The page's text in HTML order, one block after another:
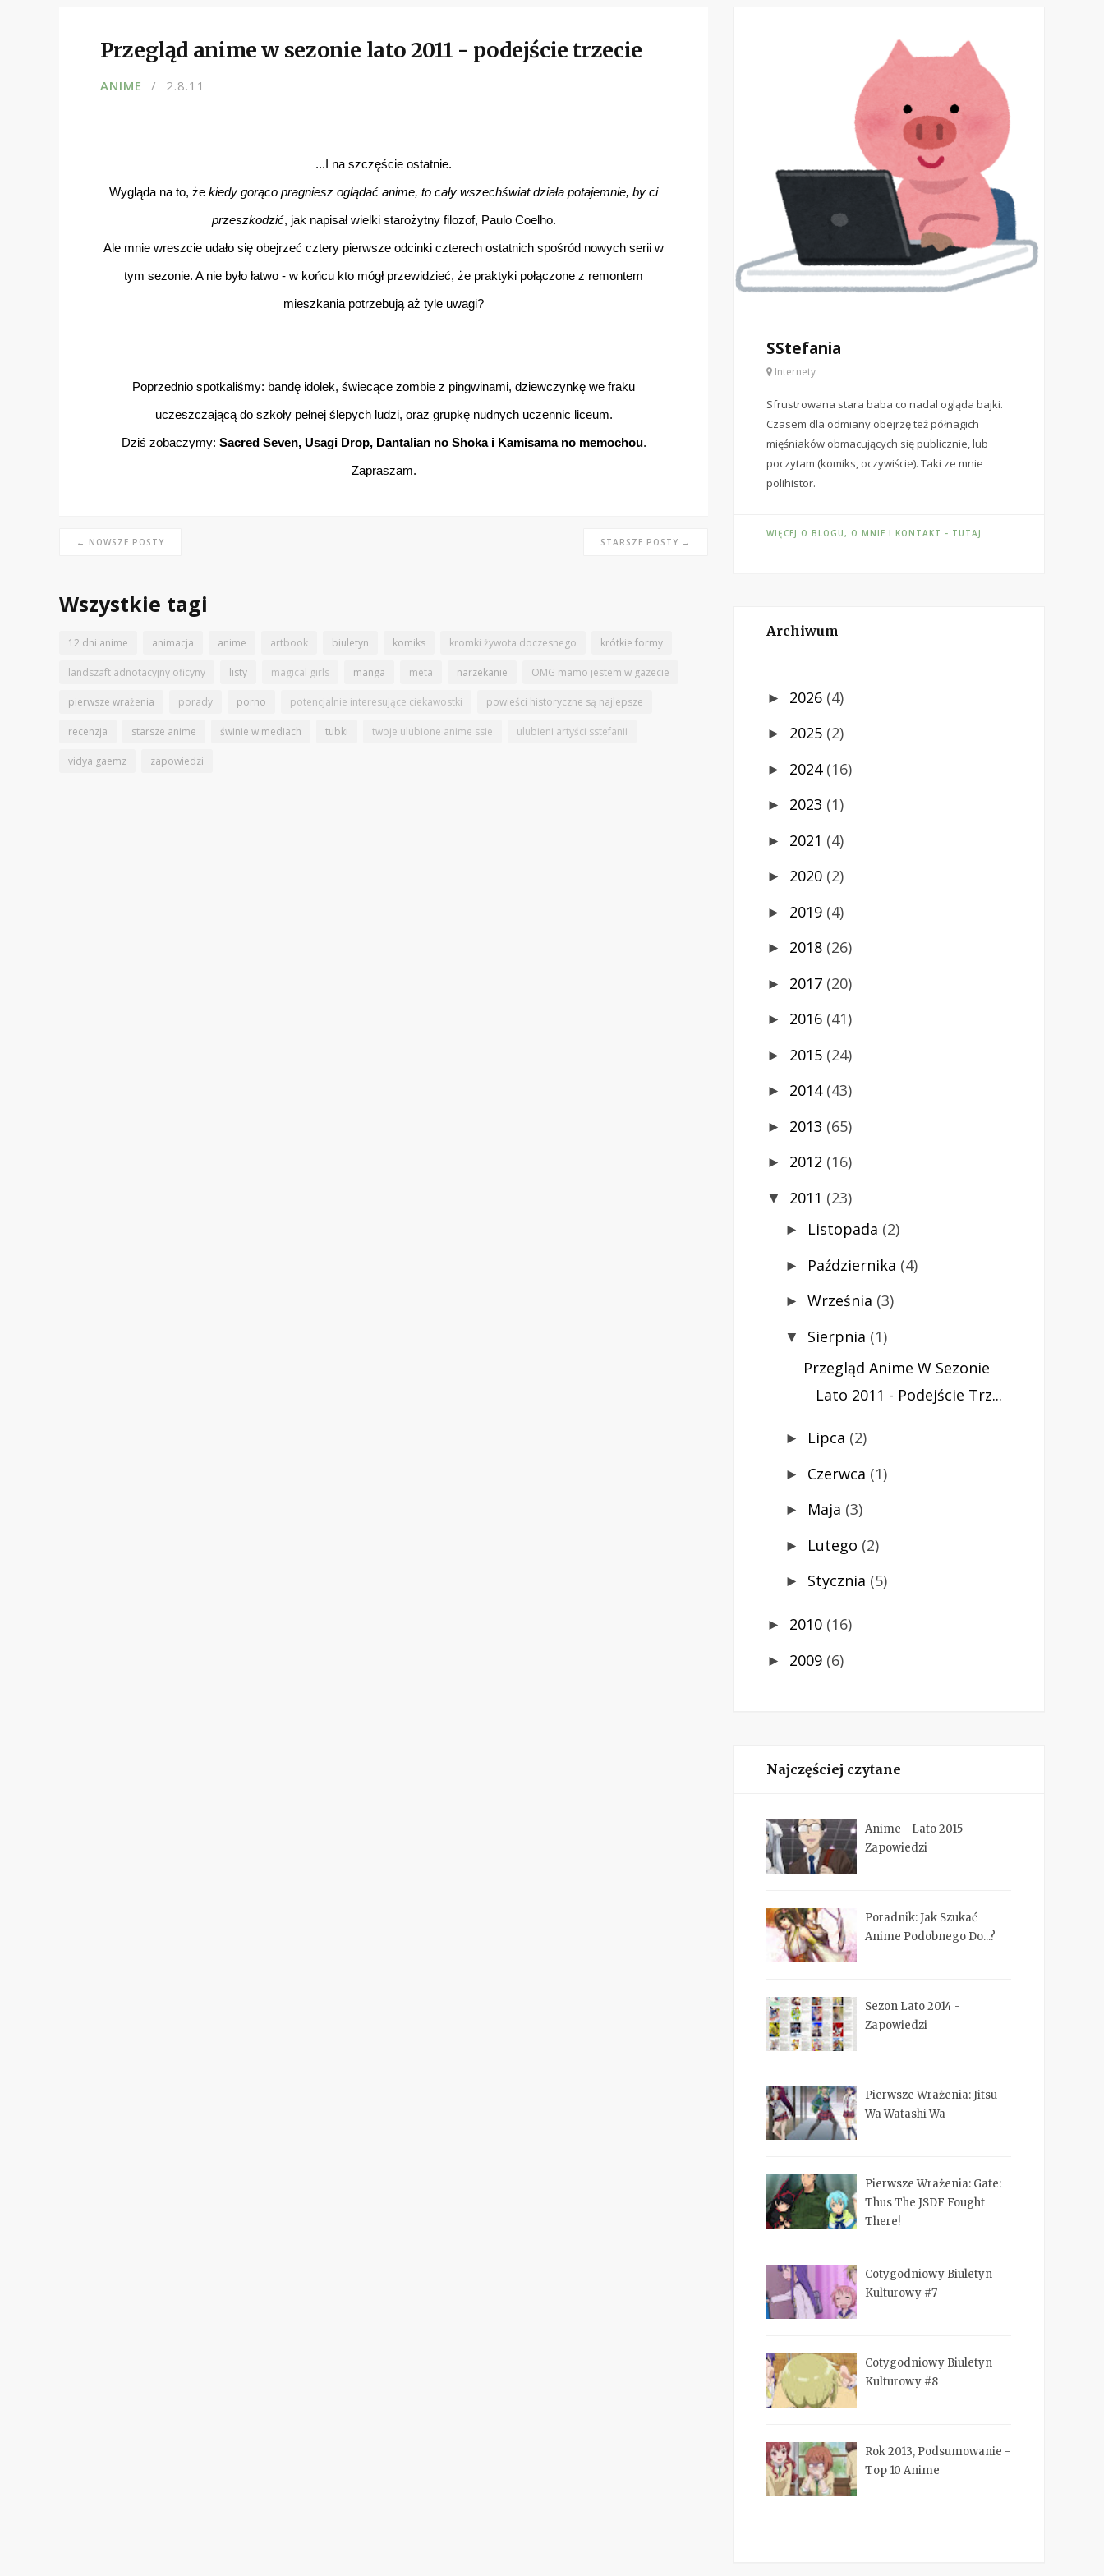
Przegląd anime w sezonie lato 2011 - podejście trzecie
ANIME 2.8.11
...I na szczęście ostatnie.
Wygląda na to, że kiedy gorąco pragniesz oglądać anime, to cały wszechświat działa potajemnie, by ci
przeszkodzić, jak napisał wielki starożytny filozof, Paulo Coelho.
Ale mnie wreszcie udało się obejrzeć cztery pierwsze odcinki czterech ostatnich spośród nowych serii w
tym sezonie. A nie było łatwo - w końcu kto mógł przewidzieć, że praktyki połączone z remontem
mieszkania potrzebują aż tyle uwagi?
Poprzednio spotkaliśmy: bandę idolek, świecące zombie z pingwinami, dziewczynkę we fraku
uczeszczającą do szkoły pełnej ślepych ludzi, oraz grupkę nudnych uczennic liceum.
Dziś zobaczymy: Sacred Seven, Usagi Drop, Dantalian no Shoka i Kamisama no memochou.
Zapraszam.
← NOWSZE POSTY STARSZE POSTY →
Wszystkie tagi
12 dni anime animacja anime artbook biuletyn komiks kromki żywota doczesnego krótkie formy
landszaft adnotacyjny oficyny listy magical girls manga meta narzekanie OMG mamo jestem w gazecie
pierwsze wrażenia porady porno potencjalnie interesujące ciekawostki powieści historyczne są najlepsze
recenzja starsze anime świnie w mediach tubki twoje ulubione anime ssie ulubieni artyści sstefanii
vidya gaemz zapowiedzi
SStefania
Internety
Sfrustrowana stara baba co nadal ogląda bajki.
Czasem dla odmiany obejrzę też półnagich
mięśniaków obmacujących się publicznie, lub
poczytam (komiks, oczywiście). Taki ze mnie
polihistor.
WIĘCEJ O BLOGU, O MNIE I KONTAKT - TUTAJ
Archiwum
► 2026 (4)
► 2025 (2)
► 2024 (16)
► 2023 (1)
► 2021 (4)
► 2020 (2)
► 2019 (4)
► 2018 (26)
► 2017 (20)
► 2016 (41)
► 2015 (24)
► 2014 (43)
► 2013 (65)
► 2012 (16)
▼ 2011 (23)
► Listopada (2)
► Października (4)
► Września (3)
▼ Sierpnia (1)
Przegląd Anime W Sezonie
Lato 2011 - Podejście Trz...
► Lipca (2)
► Czerwca (1)
► Maja (3)
► Lutego (2)
► Stycznia (5)
► 2010 (16)
► 2009 (6)
Najczęściej czytane
Anime - Lato 2015 -
Zapowiedzi
Poradnik: Jak Szukać
Anime Podobnego Do...?
Sezon Lato 2014 -
Zapowiedzi
Pierwsze Wrażenia: Jitsu
Wa Watashi Wa
Pierwsze Wrażenia: Gate:
Thus The JSDF Fought
There!
Cotygodniowy Biuletyn
Kulturowy #7
Cotygodniowy Biuletyn
Kulturowy #8
Rok 2013, Podsumowanie -
Top 10 Anime